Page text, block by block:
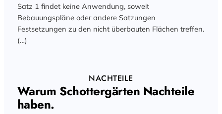
Satz 1 findet keine Anwendung, soweit
Bebauungspläne oder andere Satzungen
Festsetzungen zu den nicht überbauten Flächen treffen.
(…)
NACHTEILE
Warum Schottergärten Nachteile
haben.